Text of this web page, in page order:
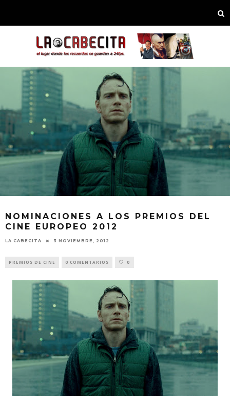
NOMINACIONES A LOS PREMIOS DEL
CINE EUROPEO 2012
LA CABECITA 3 NOVIEMBRE, 2012
PREMIOS DE CINE 0 COMENTARIOS 0